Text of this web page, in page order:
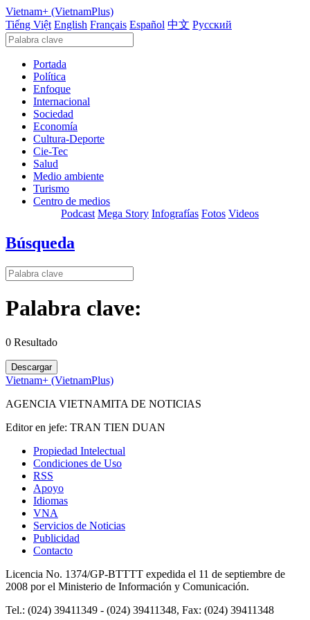
Vietnam+ (VietnamPlus)
Tiếng Việt English Français Español 中文 Русский
Portada
Política
Enfoque
Internacional
Sociedad
Economía
Cultura-Deporte
Cie-Tec
Salud
Medio ambiente
Turismo
Centro de medios
Podcast Mega Story Infografías Fotos Videos
Búsqueda
Palabra clave:
0 Resultado
Descargar
Vietnam+ (VietnamPlus)
AGENCIA VIETNAMITA DE NOTICIAS
Editor en jefe: TRAN TIEN DUAN
Propiedad Intelectual
Condiciones de Uso
RSS
Apoyo
Idiomas
VNA
Servicios de Noticias
Publicidad
Contacto
Licencia No. 1374/GP-BTTTT expedida el 11 de septiembre de
2008 por el Ministerio de Información y Comunicación.
Tel.: (024) 39411349 - (024) 39411348, Fax: (024) 39411348